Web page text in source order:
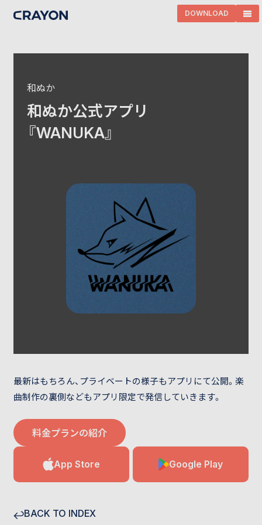
和ぬか
和ぬか公式アプリ
『WANUKA』
最新はもちろん、プライベートの様子もアプリにて公開。楽
曲制作の裏側などもアプリ限定で発信していきます。
料金プランの紹介
App Store Google Play
BACK TO INDEX
DOWNLOAD